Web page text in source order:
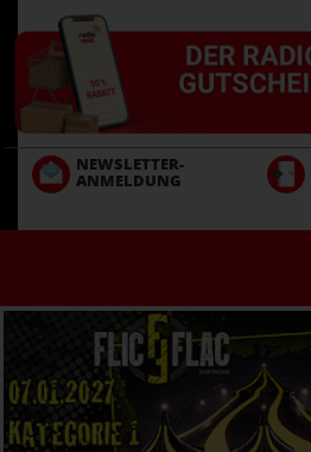
zum
Inhalt
NEWSLETTER-
ANMELDUNG